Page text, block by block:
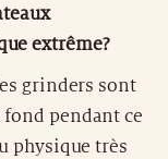
extrême?
grinders sont
pendant ce
physique très